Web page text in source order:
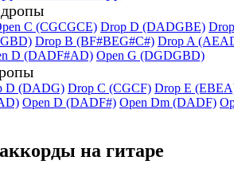
C (CGCGCE) Drop D (DADGBE)
Drop B (BF#BEG#C#) Drop A
D (DADF#AD) Open G (DGDGBD)
D (DADG) Drop C (CGCF) Drop E
Open D (DADF#) Open Dm (DADF)
на гитаре